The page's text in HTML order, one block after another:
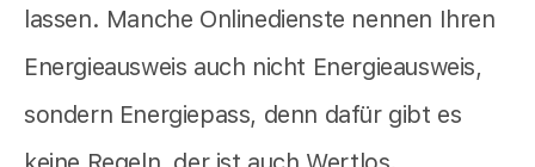
lassen. Manche Onlinedienste nennen Ihren
Energieausweis auch nicht Energieausweis,
sondern Energiepass, denn dafür gibt es